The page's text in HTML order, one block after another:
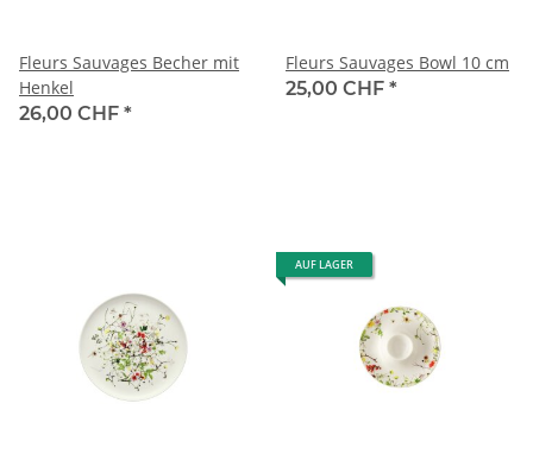
Fleurs Sauvages Becher mit
Henkel
26,00 CHF *
Fleurs Sauvages Bowl 10 cm
25,00 CHF *
AUF LAGER